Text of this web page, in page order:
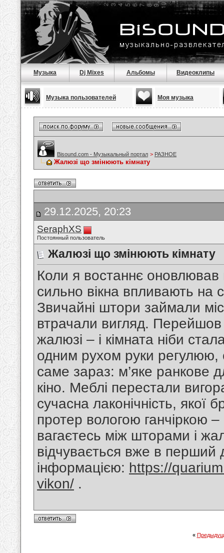
Музыка Dj Mixes Альбомы Видеоклипы
Музыка пользователей Моя музыка
Bisound.com - Музыкальный портал > РАЗНОЕ
Жалюзі що змінюють кімнату
29.12.2025, 20:23
SeraphXS
Постоянный пользователь
Жалюзі що змінюють кімнату
Коли я востаннє оновлював
сильно вікна впливають на
Звичайні штори займали
втрачали вигляд. Перейшов
жалюзі – і кімната ніби
одним рухом руки регулюю,
саме зараз: м’яке ранкове
кіно. Меблі перестали
сучасна лаконічність,
протер вологою ганчіркою
вагаєтесь між шторами і
відчувається вже в
інформацією: https://
vikon/ .
«